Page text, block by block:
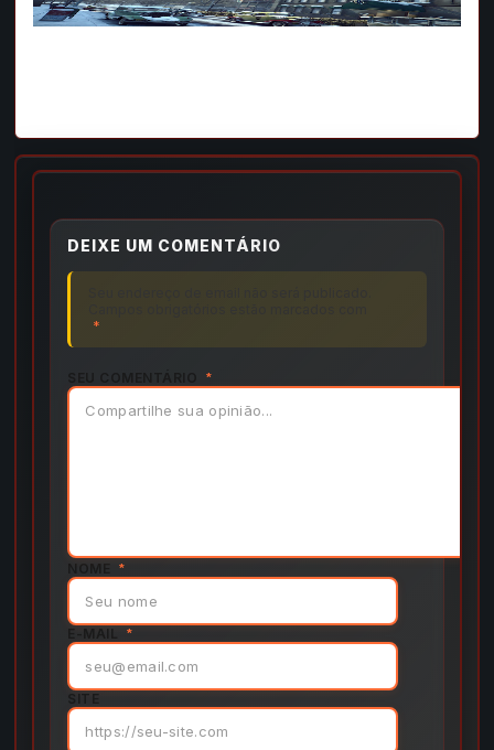
DEIXE UM COMENTÁRIO
*
*
NOME *
E-MAIL *
SITE